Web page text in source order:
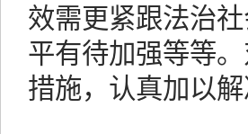
效需更紧跟法治
平有待加强等等
措施，认真加以解